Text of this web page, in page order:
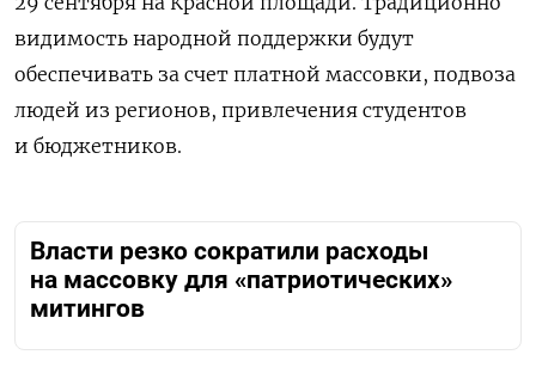
видимость народной поддержки будут
обеспечивать за счет платной массовки, подвоза
людей из регионов, привлечения студентов
и бюджетников.
Власти резко сократили расходы
на массовку для «патриотических»
митингов